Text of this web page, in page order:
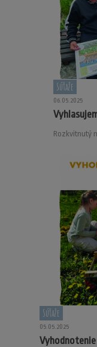
Súťaže
06.05.2025
Rozkvitnutý
Súťaže
05.05.2025